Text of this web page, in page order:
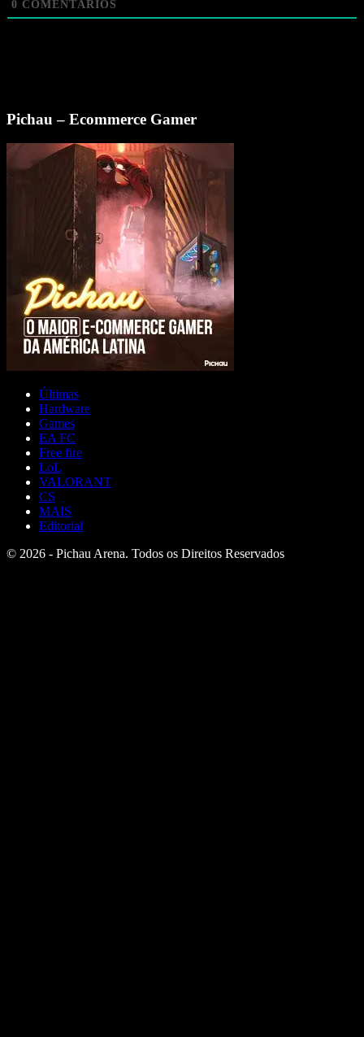
0 COMENTÁRIOS
Pichau – Ecommerce Gamer
Últimas
Hardware
Games
EA FC
Free fire
LoL
VALORANT
CS
MAIS
Editorial
© 2026 - Pichau Arena. Todos os Direitos Reservados